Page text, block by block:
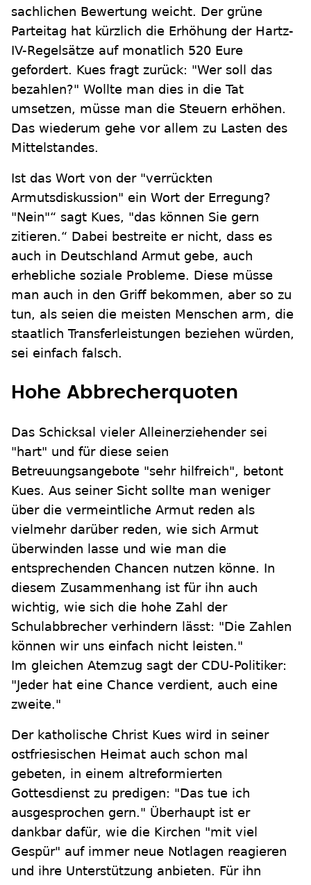
sachlichen Bewertung weicht. Der grüne
Parteitag hat kürzlich die Erhöhung der Hartz-
IV-Regelsätze auf monatlich 520 Eure
gefordert. Kues fragt zurück: "Wer soll das
bezahlen?" Wollte man dies in die Tat
umsetzen, müsse man die Steuern erhöhen.
Das wiederum gehe vor allem zu Lasten des
Mittelstandes.
Ist das Wort von der "verrückten
Armutsdiskussion" ein Wort der Erregung?
"Nein"“ sagt Kues, "das können Sie gern
zitieren.“ Dabei bestreite er nicht, dass es
auch in Deutschland Armut gebe, auch
erhebliche soziale Probleme. Diese müsse
man auch in den Griff bekommen, aber so zu
tun, als seien die meisten Menschen arm, die
staatlich Transferleistungen beziehen würden,
sei einfach falsch.
Hohe Abbrecherquoten
Das Schicksal vieler Alleinerziehender sei
"hart" und für diese seien
Betreuungsangebote "sehr hilfreich", betont
Kues. Aus seiner Sicht sollte man weniger
über die vermeintliche Armut reden als
vielmehr darüber reden, wie sich Armut
überwinden lasse und wie man die
entsprechenden Chancen nutzen könne. In
diesem Zusammenhang ist für ihn auch
wichtig, wie sich die hohe Zahl der
Schulabbrecher verhindern lässt: "Die Zahlen
können wir uns einfach nicht leisten."
Im gleichen Atemzug sagt der CDU-Politiker:
"Jeder hat eine Chance verdient, auch eine
zweite."
Der katholische Christ Kues wird in seiner
ostfriesischen Heimat auch schon mal
gebeten, in einem altreformierten
Gottesdienst zu predigen: "Das tue ich
ausgesprochen gern." Überhaupt ist er
dankbar dafür, wie die Kirchen "mit viel
Gespür" auf immer neue Notlagen reagieren
und ihre Unterstützung anbieten. Für ihn